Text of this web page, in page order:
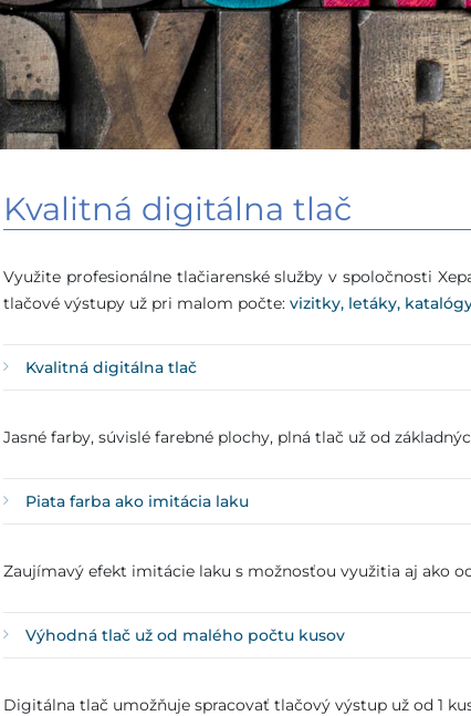
Kvalitná digitálna tlač
Využite profesionálne tlačiarenské služby v spoločnosti
tlačové výstupy už pri malom počte: vizitky, letáky,
Kvalitná digitálna tlač
Jasné farby, súvislé farebné plochy, plná tlač už od
Piata farba ako imitácia laku
Zaujímavý efekt imitácie laku s možnosťou využitia aj ako
Výhodná tlač už od malého počtu kusov
Digitálna tlač umožňuje spracovať tlačový výstup už od 1